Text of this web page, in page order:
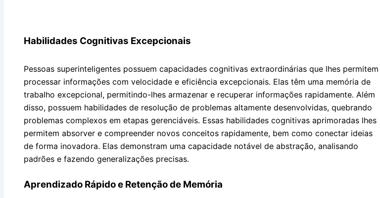
Habilidades Cognitivas Excepcionais
Pessoas superinteligentes possuem capacidades cognitivas extraordinárias que lhes permitem
processar informações com velocidade e eficiência excepcionais. Elas têm uma memória de
trabalho excepcional, permitindo-lhes armazenar e recuperar informações rapidamente. Além
disso, possuem habilidades de resolução de problemas altamente desenvolvidas, quebrando
problemas complexos em etapas gerenciáveis. Essas habilidades cognitivas aprimoradas lhes
permitem absorver e compreender novos conceitos rapidamente, bem como conectar ideias
de forma inovadora. Elas demonstram uma capacidade notável de abstração, analisando
padrões e fazendo generalizações precisas.
Aprendizado Rápido e Retenção de Memória